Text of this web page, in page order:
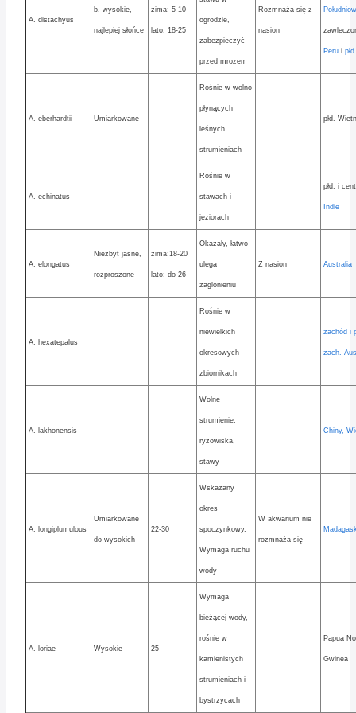
A. distachyus
b. wysokie,
najlepiej słońce
zima: 5-10
lato: 18-25
ogrodzie,
zabezpieczyć
przed mrozem
Rozmnaża się z
nasion
Peru i
A. eberhardtii Umiarkowane
Rośnie w wolno
płynących
leśnych
strumieniach
płd.
A. echinatus
Rośnie w
stawach i
jeziorach
płd. i
Indie
A. elongatus
Niezbyt jasne,
rozproszone
zima:18-20
lato: do 26
Okazały, łatwo
ulega
zaglonieniu
Z nasion Australia
A. hexatepalus
Rośnie w
niewielkich
okresowych
zbiornikach
zachód i
zach.
A. lakhonensis
Wolne
strumienie,
ryżowiska,
stawy
Chiny,
A. longiplumulous
Umiarkowane
do wysokich
22-30
Wskazany
okres
spoczynkowy.
Wymaga ruchu
wody
W akwarium nie
rozmnaża się
A. loriae Wysokie 25
Wymaga
bieżącej wody,
rośnie w
kamienistych
strumieniach i
bystrzycach
Papua
Gwinea